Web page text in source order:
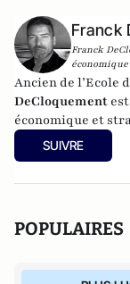
Franck
Franck
Ancien de l’Ecole
DeCloquement
économique et
scientifique de
Appliquée - EGA.
Cercle K2, il est
les écosystèmes
SUIVRE
POPULAIRES